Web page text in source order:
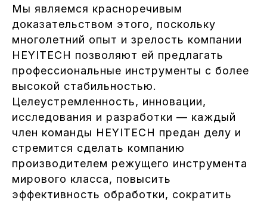
Мы являемся красноречивым
доказательством этого, поскольку
многолетний опыт и зрелость компании
HEYITECH позволяют ей предлагать
профессиональные инструменты с более
высокой стабильностью.
Целеустремленность, инновации,
исследования и разработки — каждый
член команды HEYITECH предан делу и
стремится сделать компанию
производителем режущего инструмента
мирового класса, повысить
эффективность обработки, сократить